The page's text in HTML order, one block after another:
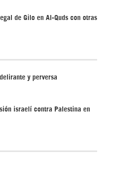
de Gilo en Al-Quds con otras
y perversa
israelí contra Palestina en